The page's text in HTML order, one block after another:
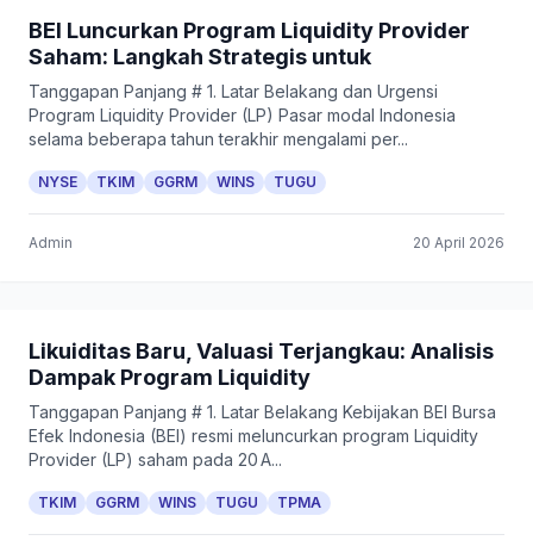
BEI Luncurkan Program Liquidity Provider
Saham: Langkah Strategis untuk
Tanggapan Panjang # 1. Latar Belakang dan Urgensi
Program Liquidity Provider (LP) Pasar modal Indonesia
selama beberapa tahun terakhir mengalami per...
NYSE TKIM GGRM WINS TUGU
Admin 20 April 2026
Likuiditas Baru, Valuasi Terjangkau: Analisis
Dampak Program Liquidity
Tanggapan Panjang # 1. Latar Belakang Kebijakan BEI Bursa
Efek Indonesia (BEI) resmi meluncurkan program Liquidity
Provider (LP) saham pada 20 A...
TKIM GGRM WINS TUGU TPMA